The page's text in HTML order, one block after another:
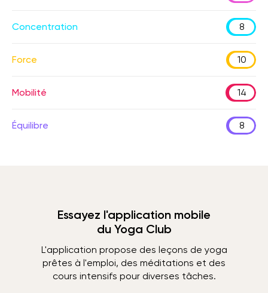
Concentration 8
Force 10
Mobilité 14
Équilibre 8
Essayez l'application mobile
du Yoga Club
L'application propose des leçons de yoga
prêtes à l'emploi, des méditations et des
cours intensifs pour diverses tâches.